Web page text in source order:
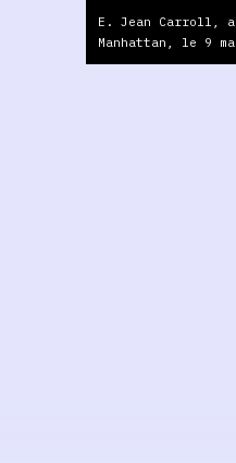
E. Jean Carroll,
Manhattan, le 9